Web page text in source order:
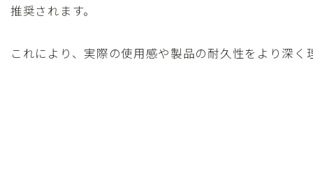
推奨されます。
これにより、実際の使用感や製品の耐久性をより深く